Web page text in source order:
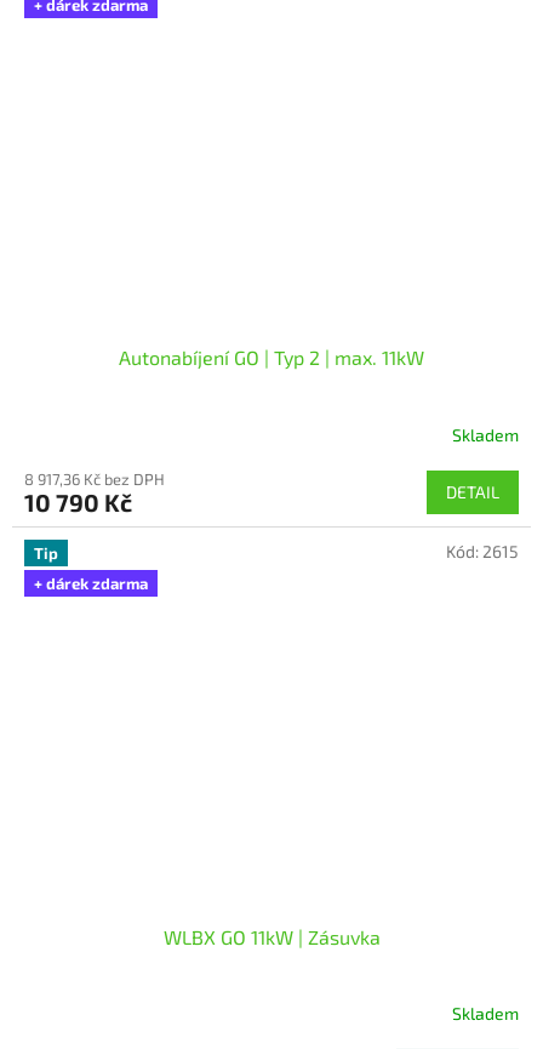
hvězdiček.
+ dárek zdarma
Autonabíjení GO | Typ 2 | max. 11kW
produktu
je
5,0
5
hvězdiček.
Skladem
8 917,36 Kč bez DPH
10 790 Kč DETAIL
Tip
+ dárek zdarma
WLBX GO 11kW | Zásuvka
Skladem
Kód: 2615